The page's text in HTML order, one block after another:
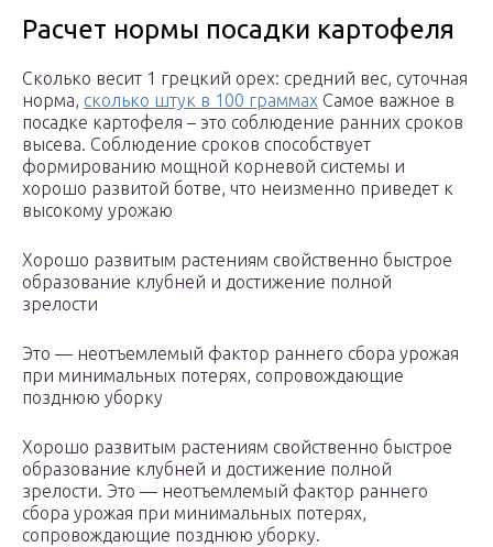
Расчет нормы посадки картофеля
Сколько весит 1 грецкий орех: средний вес, суточная
норма, сколько штук в 100 граммах Самое важное в
посадке картофеля – это соблюдение ранних сроков
высева. Соблюдение сроков способствует
формированию мощной корневой системы и
хорошо развитой ботве, что неизменно приведет к
высокому урожаю
Хорошо развитым растениям свойственно быстрое
образование клубней и достижение полной
зрелости
Это — неотъемлемый фактор раннего сбора урожая
при минимальных потерях, сопровождающие
позднюю уборку
Хорошо развитым растениям свойственно быстрое
образование клубней и достижение полной
зрелости. Это — неотъемлемый фактор раннего
сбора урожая при минимальных потерях,
сопровождающие позднюю уборку.